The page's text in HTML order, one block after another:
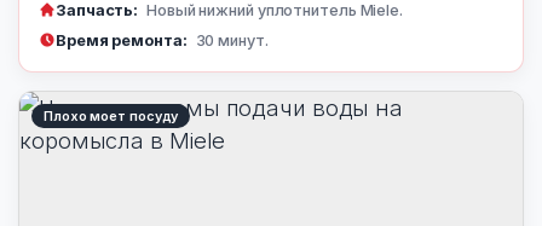
Запчасть: Новый нижний уплотнитель Miele.
Время ремонта: 30 минут.
Плохо моет посуду